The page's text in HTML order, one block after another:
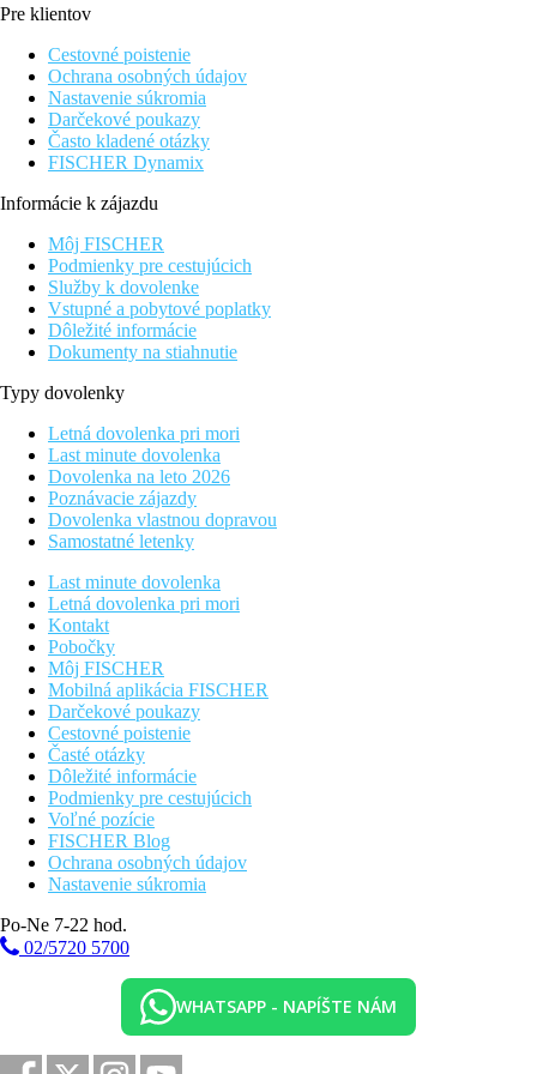
Pláž
Ležadlá a slnečníky pri bazéne zadarmo
Plážová dovolenka
Fotogaléria
Pre klientov
Cestovné poistenie
Ochrana osobných údajov
Nastavenie súkromia
Darčekové poukazy
Často kladené otázky
FISCHER Dynamix
Informácie k zájazdu
Môj FISCHER
Podmienky pre cestujúcich
Služby k dovolenke
Vstupné a pobytové poplatky
Dôležité informácie
Dokumenty na stiahnutie
Typy dovolenky
Letná dovolenka pri mori
Last minute dovolenka
Dovolenka na leto 2026
Poznávacie zájazdy
Dovolenka vlastnou dopravou
Samostatné letenky
Last minute dovolenka
Letná dovolenka pri mori
Kontakt
Pobočky
Môj FISCHER
Mobilná aplikácia FISCHER
Darčekové poukazy
Cestovné poistenie
Časté otázky
Dôležité informácie
Podmienky pre cestujúcich
Voľné pozície
FISCHER Blog
Ochrana osobných údajov
Nastavenie súkromia
Po-Ne 7-22 hod.
02/5720 5700
WHATSAPP - NAPÍŠTE NÁM